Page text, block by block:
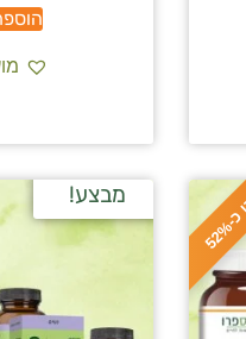
ס
כ
ו
כ
-
5
2
מבצע!